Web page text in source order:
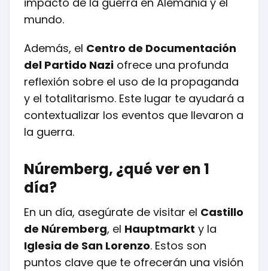
mundo.
Además, el Centro de Documentación
del Partido Nazi ofrece una profunda
reflexión sobre el uso de la propaganda
y el totalitarismo. Este lugar te ayudará a
contextualizar los eventos que llevaron a
la guerra.
Núremberg, ¿qué ver en 1
día?
En un día, asegúrate de visitar el Castillo
de Núremberg, el Hauptmarkt y la
Iglesia de San Lorenzo. Estos son
puntos clave que te ofrecerán una visión